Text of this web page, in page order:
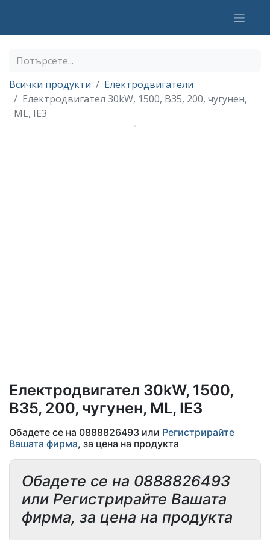
Всички продукти
Електродвигатели
Електродвигател 30kW, 1500, B35, 200, чугунен,
ML, IE3
Електродвигател 30kW, 1500,
B35, 200, чугунен, ML, IE3
Обадете се на 0888826493 или Регистрирайте
Вашата фирма, за цена на продукта
Обадете се на 0888826493
или Регистрирайте Вашата
фирма, за цена на продукта